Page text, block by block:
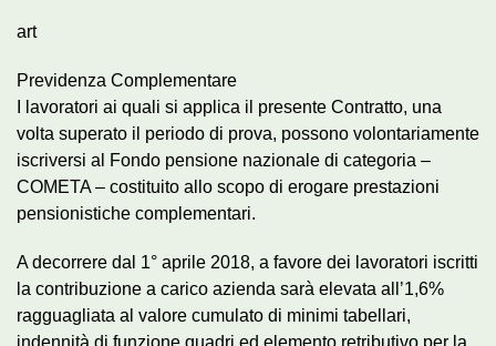
art
Previdenza Complementare
I lavoratori ai quali si applica il presente Contratto, una
volta superato il periodo di prova, possono volontariamente
iscriversi al Fondo pensione nazionale di categoria –
COMETA – costituito allo scopo di erogare prestazioni
pensionistiche complementari.
A decorrere dal 1° aprile 2018, a favore dei lavoratori iscritti
la contribuzione a carico azienda sarà elevata all’1,6%
ragguagliata al valore cumulato di minimi tabellari,
indennità di funzione quadri ed elemento retributivo per la